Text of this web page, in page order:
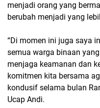
menjadi orang yang
berubah menjadi yang
“Di momen ini juga saya
semua warga binaan
menjaga keamanan dan
komitmen kita bersama
kondusif selama bulan
Ucap Andi.